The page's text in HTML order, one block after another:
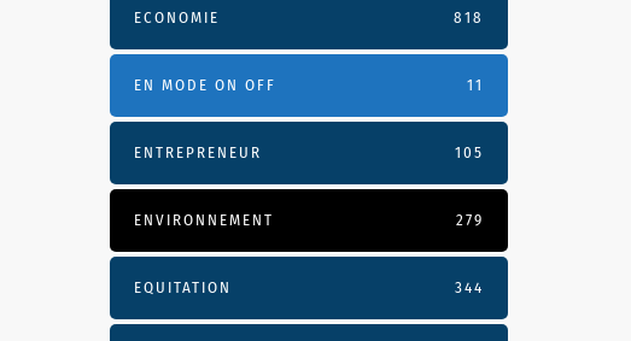
ECONOMIE 818
EN MODE ON OFF 11
ENTREPRENEUR 105
ENVIRONNEMENT 279
EQUITATION 344